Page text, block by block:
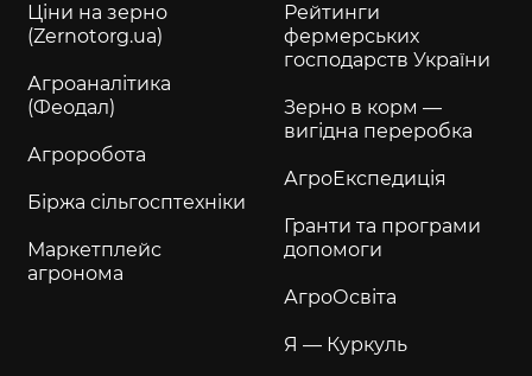
Ціни на зерно
(Zernotorg.ua)
Агроаналітика
(Феодал)
Агроробота
Біржа сільгосптехніки
Маркетплейс
агронома
Рейтинги
фермерських
господарств України
Зерно в корм —
вигідна переробка
АгроЕкспедиція
Гранти та програми
допомоги
АгроОсвіта
Я — Куркуль